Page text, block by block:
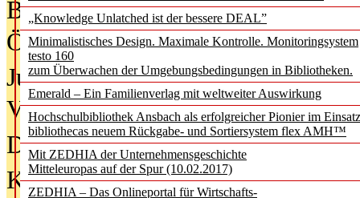
„Knowledge Unlatched ist der bessere DEAL”
Minimalistisches Design. Maximale Kontrolle. Monitoringsystem
testo 160
zum Überwachen der Umgebungsbedingungen in Bibliotheken.
Emerald – Ein Familienverlag mit weltweiter Auswirkung
Hochschulbibliothek Ansbach als erfolgreicher Pionier im
bibliothecas neuem Rückgabe- und Sortiersystem flex AMH™
Mit ZEDHIA der Unternehmensgeschichte
Mitteleuropas auf der Spur (10.02.2017)
ZEDHIA – Das Onlineportal für Wirtschafts-
Bürgerforum fordert mehr
Öffentlichkeit
Jugendliche wollen besseren
Verbote
Digitale Langzeit­archi­vierung
KI-Chatbots werden Teil der